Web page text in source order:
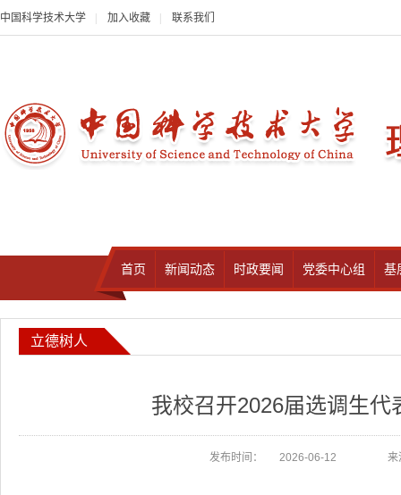
中国科学技术大学 加入收藏 联系我们
首页 新闻动态 时政要闻 党委中心组 基
立德树人
我校召开2026届选调生代
发布时间： 2026-06-12 来